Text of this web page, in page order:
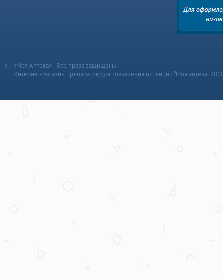
«Моя Аптека» | Все права защищены
Интернет-магазин препаратов для повышения потенции “Моя аптека”